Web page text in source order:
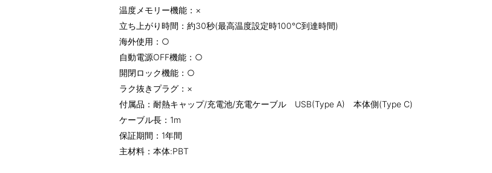
温度メモリー機能：×
立ち上がり時間：約30秒(最高温度設定時100℃到達時間)
海外使用：○
自動電源OFF機能：○
開閉ロック機能：○
ラク抜きプラグ：×
付属品：耐熱キャップ/充電池/充電ケーブル USB(Type A) 本体側(Type C)
ケーブル長：1m
保証期間：1年間
主材料：本体:PBT